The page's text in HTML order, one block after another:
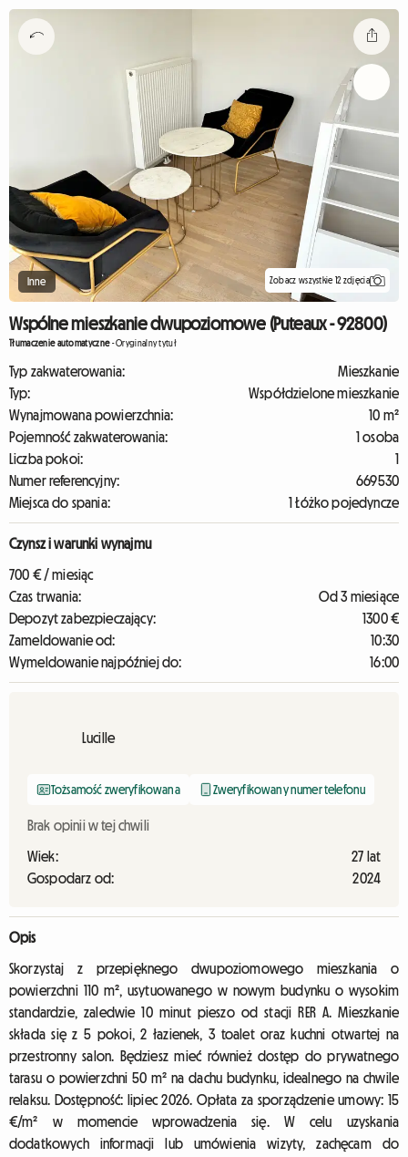
Inne Zobacz wszystkie 12 zdjęcia
Wspólne mieszkanie dwupoziomowe (Puteaux - 92800)
Tłumaczenie automatyczne-Oryginalny tytuł
Typ zakwaterowania:
Mieszkanie
Typ:
Współdzielone mieszkanie
Wynajmowana powierzchnia:
10 m²
Pojemność zakwaterowania:
1 osoba
Liczba pokoi:
1
Numer referencyjny:
669530
Miejsca do spania:
1 Łóżko pojedyncze
Czynsz i warunki wynajmu
700 € / miesiąc
Czas trwania:
Od 3 miesiące
Depozyt zabezpieczający:
1300 €
Zameldowanie od:
10:30
Wymeldowanie najpóźniej do:
16:00
Lucille
Tożsamość zweryfikowana Zweryfikowany numer telefonu
Brak opinii w tej chwili
Wiek:
27 lat
Gospodarz od:
2024
Opis
Skorzystaj z przepięknego dwupoziomowego mieszkania o
powierzchni 110 m², usytuowanego w nowym budynku o wysokim
standardzie, zaledwie 10 minut pieszo od stacji RER A. Mieszkanie
składa się z 5 pokoi, 2 łazienek, 3 toalet oraz kuchni otwartej na
przestronny salon. Będziesz mieć również dostęp do prywatnego
tarasu o powierzchni 50 m² na dachu budynku, idealnego na chwile
relaksu. Dostępność: lipiec 2026. Opłata za sporządzenie umowy: 15
€/m² w momencie wprowadzenia się. W celu uzyskania
dodatkowych informacji lub umówienia wizyty, zachęcam do